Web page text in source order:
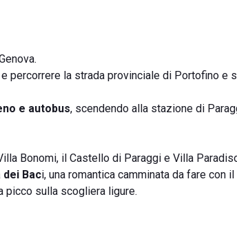
percorrere la strada provinciale di Portofino e
e autobus, scendendo alla stazione di
Bonomi, il Castello di Paraggi e Villa
Baci, una romantica camminata da fare con
picco sulla scogliera ligure.